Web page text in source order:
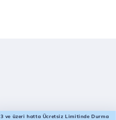
3 ve üzeri hatta Ücretsiz Limitinde Durma